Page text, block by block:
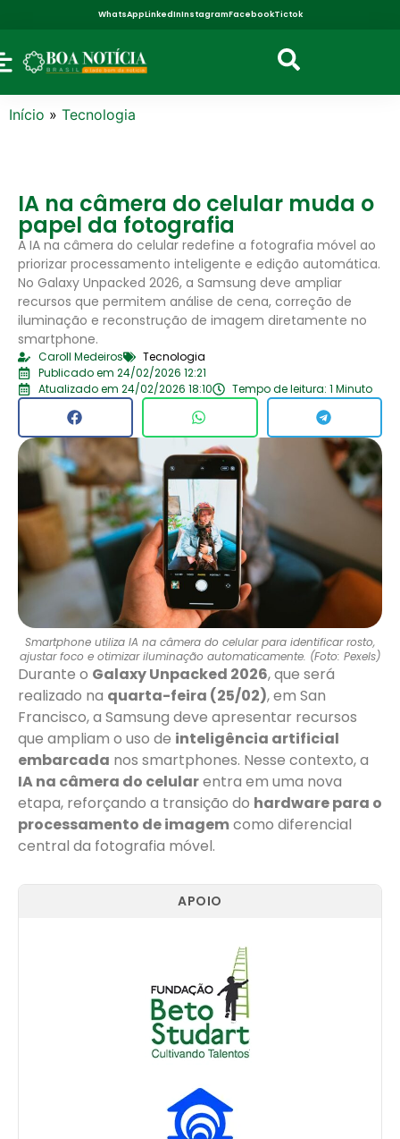
WhatsAppLinkedInInstagramFacebookTictok
Início » Tecnologia
IA na câmera do celular muda o
papel da fotografia
A IA na câmera do celular redefine a fotografia móvel ao
priorizar processamento inteligente e edição automática.
No Galaxy Unpacked 2026, a Samsung deve ampliar
recursos que permitem análise de cena, correção de
iluminação e reconstrução de imagem diretamente no
smartphone.
Caroll Medeiros
Tecnologia
Publicado em 24/02/2026 12:21
Atualizado em 24/02/2026 18:10
Tempo de leitura: 1 Minuto
Smartphone utiliza IA na câmera do celular para identificar rosto,
ajustar foco e otimizar iluminação automaticamente. (Foto: Pexels)
Durante o Galaxy Unpacked 2026, que será
realizado na quarta-feira (25/02), em San
Francisco, a Samsung deve apresentar recursos
que ampliam o uso de inteligência artificial
embarcada nos smartphones. Nesse contexto, a
IA na câmera do celularentra em uma nova
etapa, reforçando a transição do hardware para o
processamento de imagemcomo diferencial
central da fotografia móvel.
APOIO